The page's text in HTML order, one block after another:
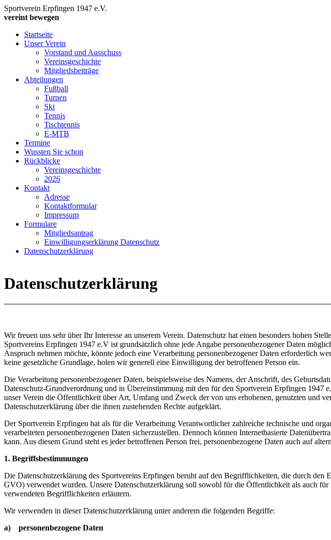
Sportverein Erpfingen 1947 e.V.
vereint bewegen
Startseite
Unser Verein
Vorstand und Ausschuss
Vereinsgeschichte
Mitgliedsbeiträge
Abteilungen
Fußball
Turnen
Ski
Tennis
Tischtennis
E-MTB
Termine
Wussten Sie schon
Rückblicke
Vereinsgeschichte
2026
Kontakt
Adresse
Kontaktformular
Impressum
Formulare
Mitgliedsantrag
Einwilligungserklärung Datenschutz
Datenschutzerklärung
Datenschutzerklärung
Wir freuen uns sehr über Ihr Interesse an unserem Verein. Datenschutz hat einen besonders hohen
Sportvereins Erpfingen 1947 e.V ist grundsätzlich ohne jede Angabe personenbezogener Daten
Anspruch nehmen möchte, könnte jedoch eine Verarbeitung personenbezogener Daten erforderlich
keine gesetzliche Grundlage, holen wir generell eine Einwilligung der betroffenen Person ein.
Die Verarbeitung personenbezogener Daten, beispielsweise des Namens, der Anschrift, des
Datenschutz-Grundverordnung und in Übereinstimmung mit den für den Sportverein Erpfingen 1947
unser Verein die Öffentlichkeit über Art, Umfang und Zweck der von uns erhobenen, genutzten und
Datenschutzerklärung über die ihnen zustehenden Rechte aufgeklärt.
Der Sportverein Erpfingen hat als für die Verarbeitung Verantwortlicher zahlreiche technische und
verarbeiteten personenbezogenen Daten sicherzustellen. Dennoch können Internetbasierte
kann. Aus diesem Grund steht es jeder betroffenen Person frei, personenbezogene Daten auch auf
1. Begriffsbestimmungen
Die Datenschutzerklärung des Sportvereins Erpfingen beruht auf den Begrifflichkeiten, die durch
GVO) verwendet wurden. Unsere Datenschutzerklärung soll sowohl für die Öffentlichkeit als auch
verwendeten Begrifflichkeiten erläutern.
Wir verwenden in dieser Datenschutzerklärung unter anderem die folgenden Begriffe:
a) personenbezogene Daten